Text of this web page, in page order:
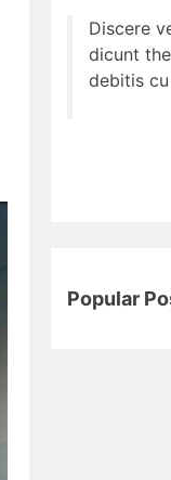
Discere
dicunt
debitis cu
Popular